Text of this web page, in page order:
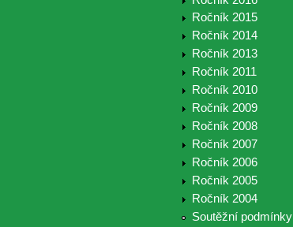
Ročník 2015
Ročník 2014
Ročník 2013
Ročník 2011
Ročník 2010
Ročník 2009
Ročník 2008
Ročník 2007
Ročník 2006
Ročník 2005
Ročník 2004
Soutěžní podmínky